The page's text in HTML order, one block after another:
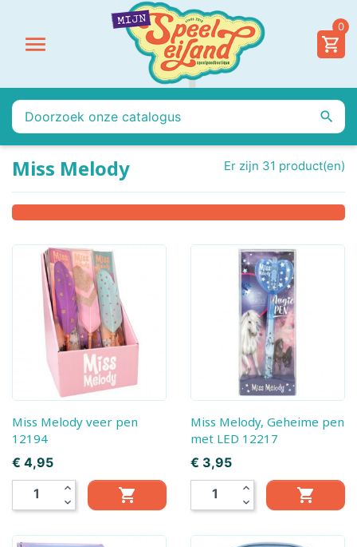

0

Miss Melody Er zijn 31 product(en)
Miss Melody veer pen
12194
Prijs
€ 4,95
expand_less
expand_more

Miss Melody, Geheime pen
met LED 12217
Prijs
€ 3,95
expand_less
expand_more
